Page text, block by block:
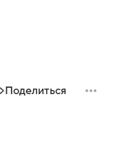
Поделиться